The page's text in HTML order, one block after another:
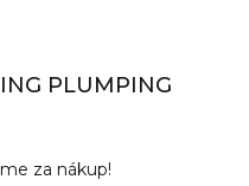
PLUMPING
za nákup!